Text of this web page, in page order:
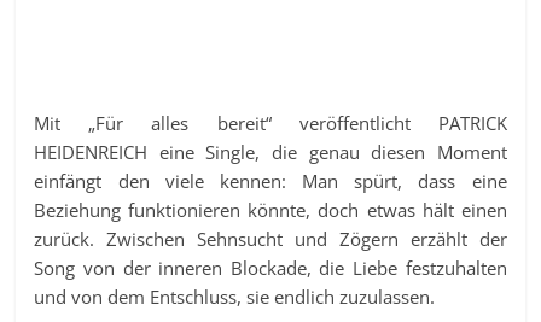
Mit „Für alles bereit“ veröffentlicht PATRICK
HEIDENREICH eine Single, die genau diesen Moment
einfängt den viele kennen: Man spürt, dass eine
Beziehung funktionieren könnte, doch etwas hält einen
zurück. Zwischen Sehnsucht und Zögern erzählt der
Song von der inneren Blockade, die Liebe festzuhalten
und von dem Entschluss, sie endlich zuzulassen.